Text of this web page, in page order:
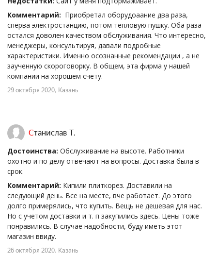
Комментарий: Приобретал оборудоаание два раза,
сперва электростанцию, потом тепловую пушку. Оба раза
остался доволен качеством обслуживания. Что интересно,
менеджеры, консультируя, давали подробные
характеристики. Именно осознанные рекомендации , а не
заученную скороговорку. В общем, эта фирма у нашей
компании на хорошем счету.
29 октября 2020, Казань
Станислав Т.
Достоинства: Обслуживание на высоте. Работники
охотно и по делу отвечают на вопросы. Доставка была в
срок.
Комментарий: Кипили плиткорез. Доставили на
следующий день. Все на месте, вче работает. До этого
долго примерялись, что купить. Вещь не дешевая для нас.
Но с учетом доставки и т. п закупились здесь. Цены тоже
понравились. В случае надобности, буду иметь этот
магазин ввиду.
26 октября 2020, Казань